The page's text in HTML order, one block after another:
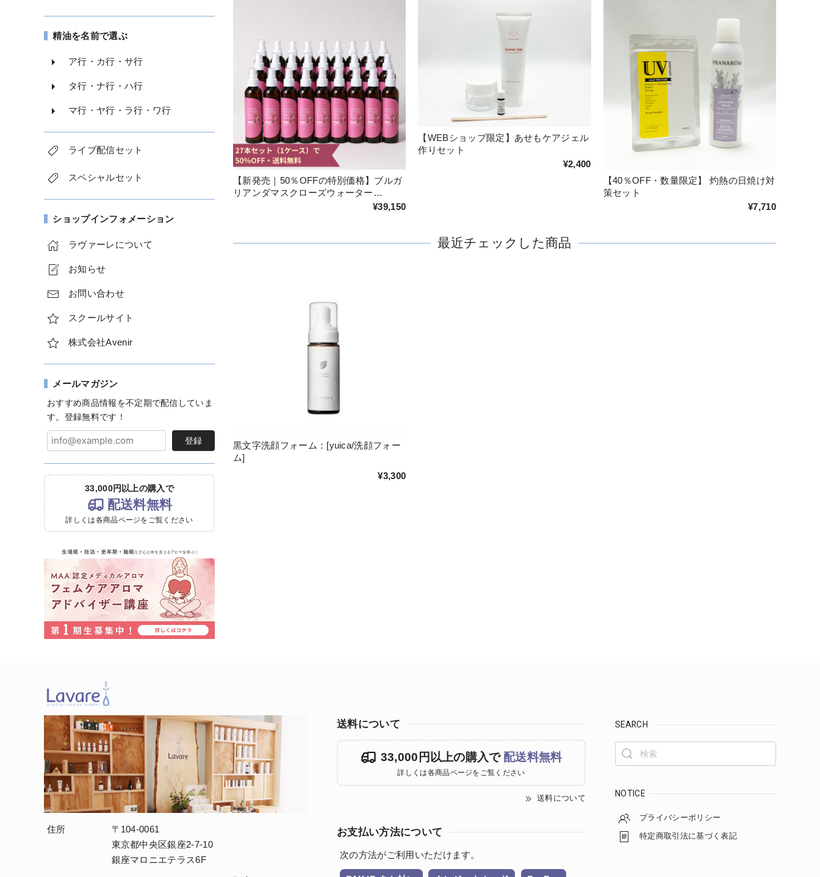
精油を名前で選ぶ
ア行・カ行・サ行
タ行・ナ行・ハ行
マ行・ヤ行・ラ行・ワ行
ライブ配信セット
スペシャルセット
ショップインフォメーション
ラヴァーレについて
お知らせ
お問い合わせ
スクールサイト
株式会社Avenir
メールマガジン
おすすめ商品情報を不定期で配信していま
す。登録無料です！
登録
33,000円以上の購入で
配送料無料
詳しくは各商品ページをご覧ください
【新発売｜50％OFFの特別価格】ブルガ
リアンダマスクローズウォーター
¥39,150
【WEBショップ限定】あせもケアジェル
作りセット
¥2,400
【40％OFF・数量限定】 灼熱の日焼け対
策セット
¥7,710
最近チェックした商品
黒文字洗顔フォーム：[yuica/洗顔フォー
ム]
¥3,300
住所
〒104-0061
東京都中央区銀座2-7-10
銀座マロニエテラス6F
送料について
33,000円以上の購入で 配送料無料
詳しくは各商品ページをご覧ください
送料について
お支払い方法について
次の方法がご利用いただけます。
SEARCH
NOTICE
プライバシーポリシー
特定商取引法に基づく表記